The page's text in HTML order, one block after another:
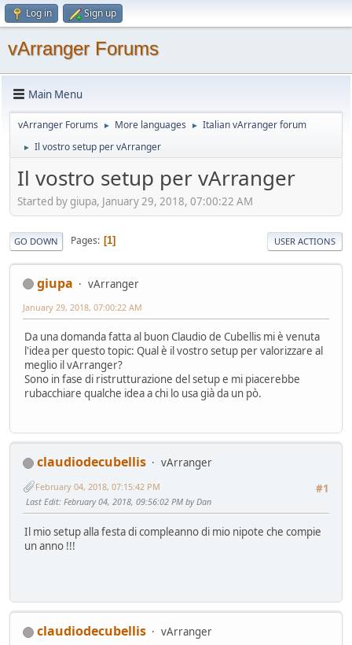
Log in Sign up
vArranger Forums
Main Menu
vArranger Forums ► More languages ► Italian vArranger forum
► Il vostro setup per vArranger
Il vostro setup per vArranger
Started by giupa, January 29, 2018, 07:00:22 AM
GO DOWN Pages 1 USER ACTIONS
giupa vArranger
January 29, 2018, 07:00:22 AM
Da una domanda fatta al buon Claudio de Cubellis mi è venuta
l'idea per questo topic: Qual è il vostro setup per valorizzare al
meglio il vArranger?
Sono in fase di ristrutturazione del setup e mi piacerebbe
rubacchiare qualche idea a chi lo usa già da un pò.
claudiodecubellis
vArranger
#1
February 04, 2018, 07:15:42 PM
Last Edit: February 04, 2018, 09:56:02 PM by Dan
Il mio setup alla festa di compleanno di mio nipote che compie
un anno !!!
claudiodecubellis
vArranger